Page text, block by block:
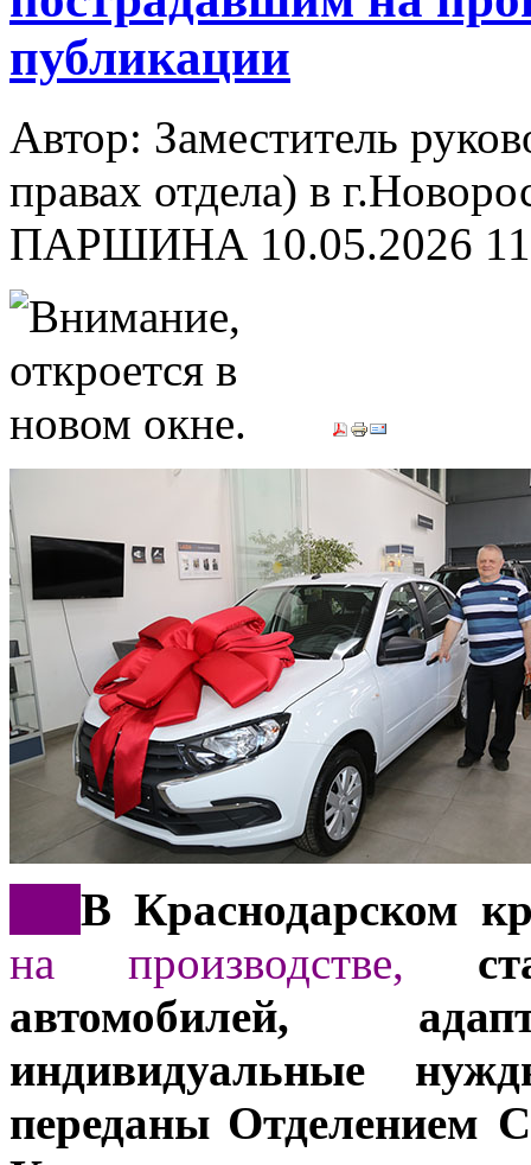
публикации
Автор: Заместитель
правах отдела) в
ПАРШИНА 10.05.2026
В Краснодарском
на производстве,
автомобилей,
индивидуальные
переданы Отделением